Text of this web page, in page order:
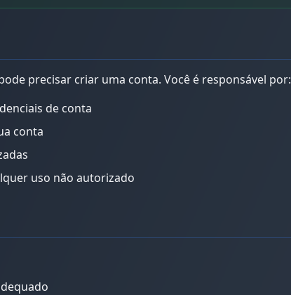
precisar criar uma conta. Você é responsável por:
de conta
conta
uso não autorizado